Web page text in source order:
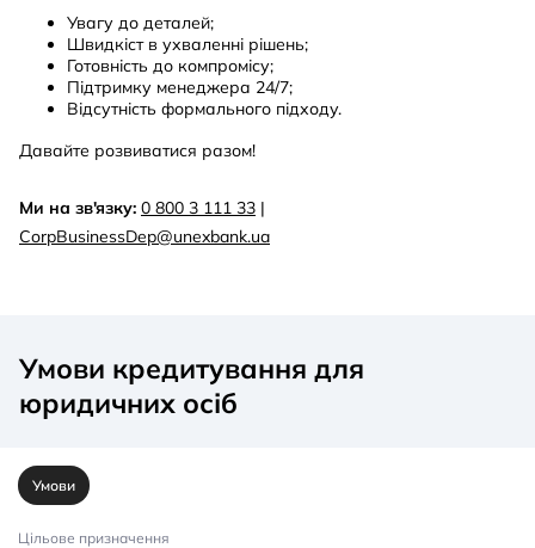
Увагу до деталей;
Швидкіст в ухваленні рішень;
Готовність до компромісу;
Підтримку менеджера 24/7;
Відсутність формального підходу.
Давайте розвиватися разом!
Ми на зв'язку: 0 800 3 111 33 |
CorpBusinessDep@unexbank.ua
Умови кредитування для
юридичних осіб
Умови
Цільове призначення